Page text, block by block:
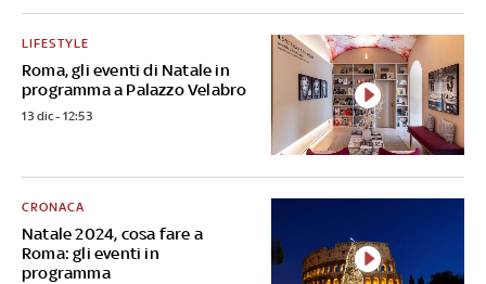
Roma, gli eventi di Natale in
programma a Palazzo Velabro
LIFESTYLE
13 dic - 12:53
Natale 2024, cosa fare a
Roma: gli eventi in
programma
CRONACA